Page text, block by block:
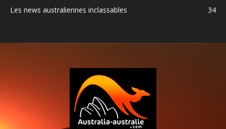
Les news australiennes inclassables
34